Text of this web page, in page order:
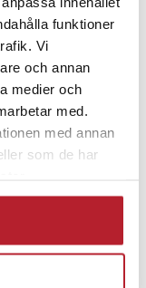
funktioner
Vi
och annan
medier och
med.
med annan
som de har